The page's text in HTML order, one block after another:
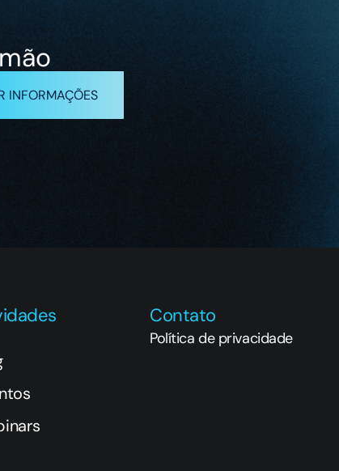
INFORMAÇÕES
Contato
Política de privacidade